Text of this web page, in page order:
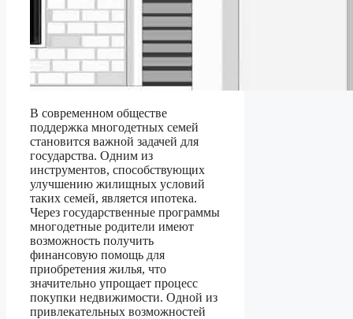
В современном обществе
поддержка многодетных семей
становится важной задачей для
государства. Одним из
инструментов, способствующих
улучшению жилищных условий
таких семей, является ипотека.
Через государственные программы
многодетные родители имеют
возможность получить
финансовую помощь для
приобретения жилья, что
значительно упрощает процесс
покупки недвижимости. Одной из
привлекательных возможностей